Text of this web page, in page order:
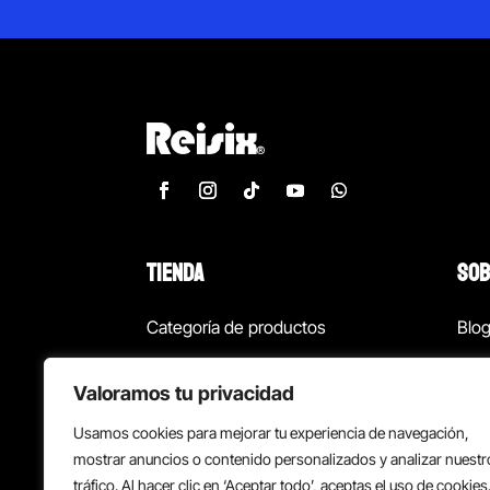
Valoramos tu privacidad
Usamos cookies para mejorar tu experiencia de navegación,
mostrar anuncios o contenido personalizados y analizar
tráfico. Al hacer clic en ‘Aceptar todo’, aceptas el uso de cookies.
TIENDA
Categoría de productos
¡Las mejores ofertas!
Back to school
Blog